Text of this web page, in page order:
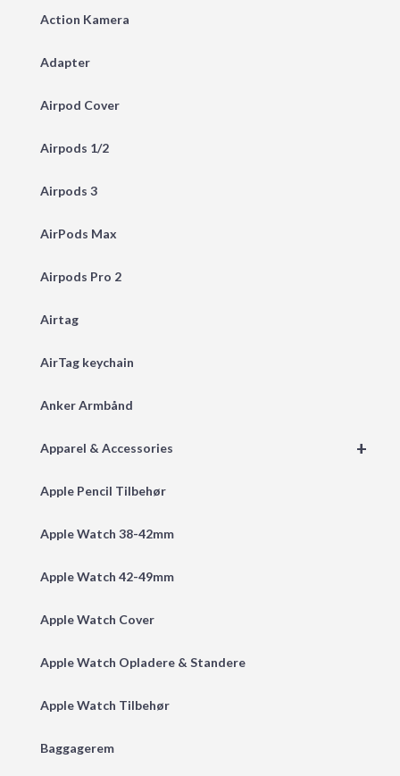
Action Kamera
Adapter
Airpod Cover
Airpods 1/2
Airpods 3
AirPods Max
Airpods Pro 2
Airtag
AirTag keychain
Anker Armbånd
+
Apparel & Accessories
Apple Pencil Tilbehør
Apple Watch 38-42mm
Apple Watch 42-49mm
Apple Watch Cover
Apple Watch Opladere & Standere
Apple Watch Tilbehør
Baggagerem